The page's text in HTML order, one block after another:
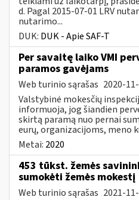
d. Pagal 2015-07-01 LRV
nutarimo...
DUK: DUK - Apie SAF-T
Per savaitę laiko VMI
paramos gavėjams
Web turinio sąrašas 2020-
Valstybinė mokesčių
informuoja, jog šiandien
skirtą paramą nuo pernai
eurų, organizacijoms, meno
Metai: 2020
453 tūkst. žemės
sumokėti žemės mokestį
Web turinio sąrašas 2021-